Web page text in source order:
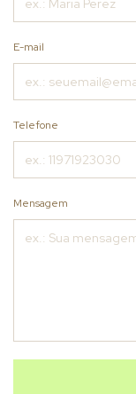
E-mail
Telefone
Mensagem